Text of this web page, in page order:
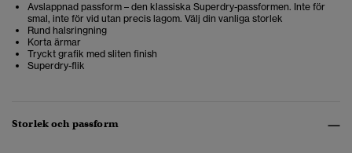
Avslappnad passform – den klassiska Superdry-passformen. Inte för
smal, inte för vid utan precis lagom. Välj din vanliga storlek
Rund halsringning
Korta ärmar
Tryckt grafik med sliten finish
Superdry-flik
Storlek och passform